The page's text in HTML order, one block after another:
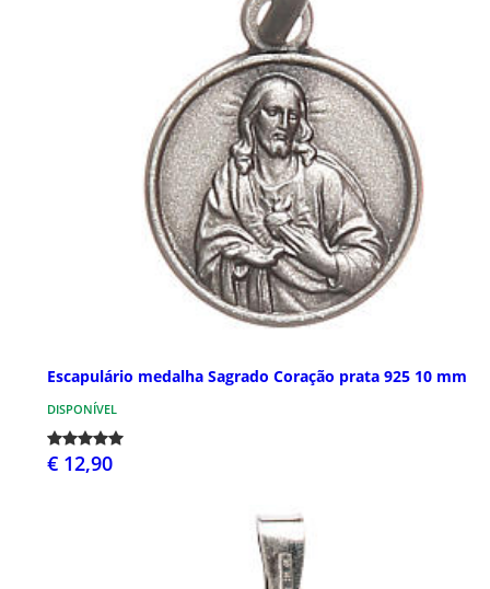
Escapulário medalha Sagrado Coração prata 925 10 mm
DISPONÍVEL
€ 12,90